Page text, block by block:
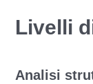
Livelli
Analisi